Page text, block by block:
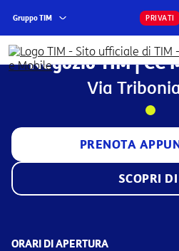
Gruppo TIM PRIVATI
Negozio TIM | CC
Via
PRENOTA
SCOPRI
ORARI DI APERTURA